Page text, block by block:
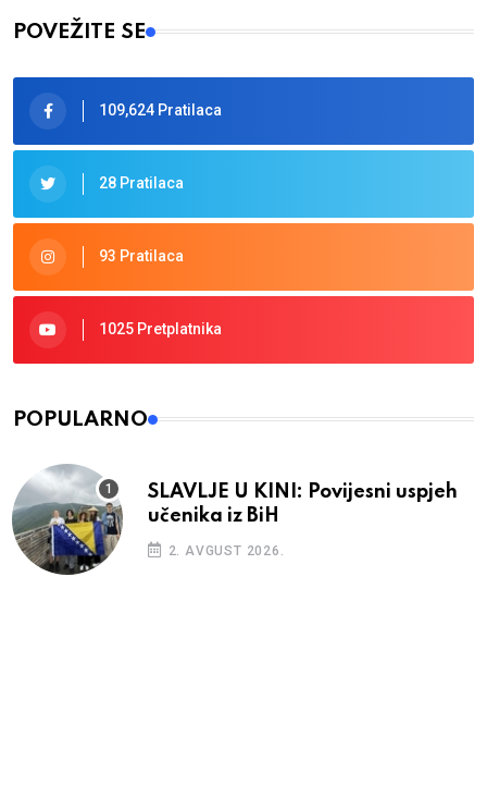
POVEŽITE SE
109,624 Pratilaca
28 Pratilaca
93 Pratilaca
1025 Pretplatnika
POPULARNO
SLAVLJE U KINI: Povijesni uspjeh
učenika iz BiH
2. AVGUST 2026.